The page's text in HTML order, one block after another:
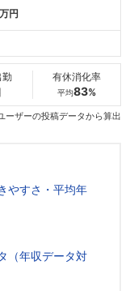
万円
--万
勤 有休消化率
平均83%
ーザーの投稿データから算出
やすさ・平均年
（年収データ対